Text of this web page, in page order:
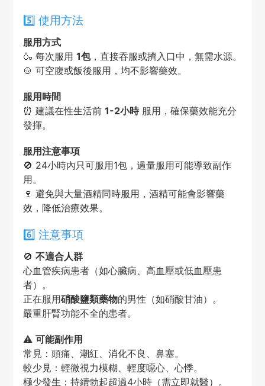
5️⃣ 使用方法
服用方式
🍶 每次服用 1包，直接吞服或擠入口中，無需水源。
🍲 可空腹或飯後服用，均不影響藥效。
服用時間
⏰ 建議在性生活前 1-2小時服用，確保藥效能充分
發揮。
服用注意事項
🚫 24小時內只可服用1包，過量服用可能導致副作
用。
🍷 避免與大量酒精同時服用，酒精可能會影響藥
效，降低治療效果。
6️⃣ 注意事項
🚫 不適合人群
心血管疾病患者（如心臟病、高血壓或低血壓患
者）。
正在服用硝酸鹽類藥物的男性（如硝酸甘油）。
嚴重肝腎功能不全的患者。
⚠️ 可能副作用
常見：頭痛、潮紅、消化不良、鼻塞。
較少見：輕微視力模糊、輕度噁心、心悸。
極少發生：持續勃起超過4小時（需立即就醫）。